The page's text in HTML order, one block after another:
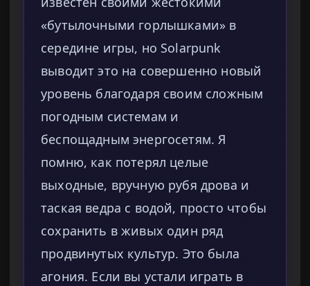
«бутылочными горлышками» в
середине игры, но Solarpunk
выводит это на совершенно новый
уровень благодаря своим сложным
погодным системам и
беспощадным энергосетям. Я
помню, как потерял целые
выходные, вручную рубя дрова и
таская ведра с водой, просто чтобы
сохранить в живых один ряд
продвинутых культур. Это была
агония. Если вы устали играть в